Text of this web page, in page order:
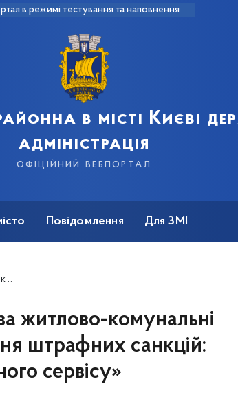
в режимі тестування та наповнення
в місті Києві
адміністрація
офіційний вебпортал
Повідомлення Для ЗМІ
житлово-комунальні
штрафних санкцій:
сервісу»